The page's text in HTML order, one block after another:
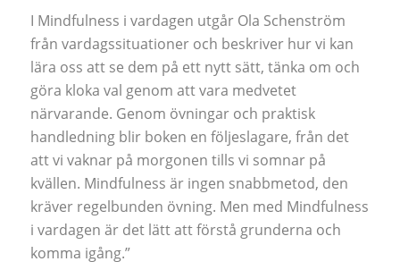
I Mindfulness i vardagen utgår Ola Schenström
från vardagssituationer och beskriver hur vi kan
lära oss att se dem på ett nytt sätt, tänka om och
göra kloka val genom att vara medvetet
närvarande. Genom övningar och praktisk
handledning blir boken en följeslagare, från det
att vi vaknar på morgonen tills vi somnar på
kvällen. Mindfulness är ingen snabbmetod, den
kräver regelbunden övning. Men med Mindfulness
i vardagen är det lätt att förstå grunderna och
komma igång.”